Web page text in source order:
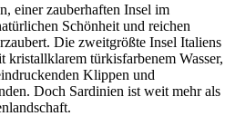
einer zauberhaften Insel im
Schönheit und reichen
Die zweitgrößte Insel Italiens
kristallklarem türkisfarbenem Wasser,
Klippen und
Doch Sardinien ist weit mehr als